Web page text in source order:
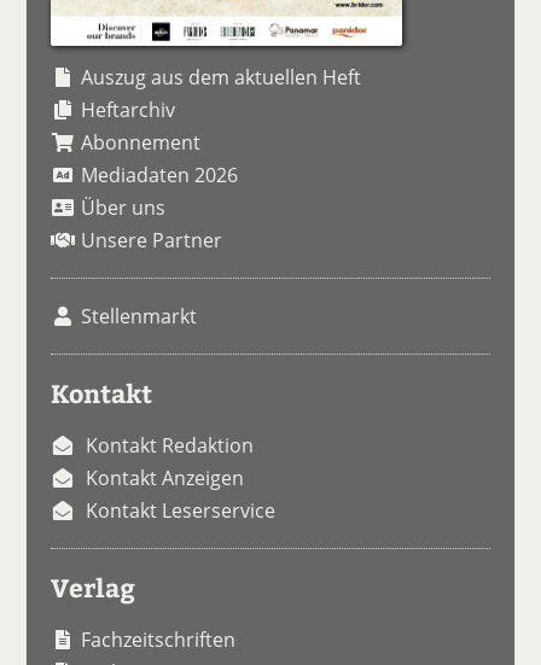
Auszug aus dem aktuellen Heft
Heftarchiv
Abonnement
Mediadaten 2026
Über uns
Unsere Partner
Stellenmarkt
Kontakt
Kontakt Redaktion
Kontakt Anzeigen
Kontakt Leserservice
Verlag
Fachzeitschriften